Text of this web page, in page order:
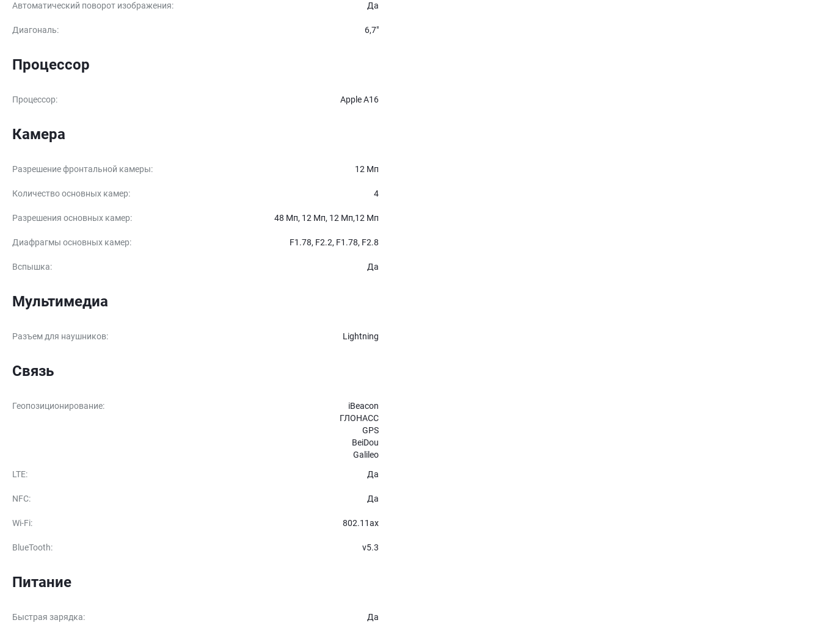
Автоматический поворот изображения: Да
Диагональ: 6,7″
Процессор
Процессор: Apple A16
Камера
Разрешение фронтальной камеры: 12 Мп
Количество основных камер: 4
Разрешения основных камер: 48 Мп, 12 Мп, 12 Мп,12 Мп
Диафрагмы основных камер: F1.78, F2.2, F1.78, F2.8
Вспышка: Да
Мультимедиа
Разъем для наушников: Lightning
Связь
Геопозиционирование:
iBeacon
ГЛОНАСС
GPS
BeiDou
Galileo
LTE: Да
NFC: Да
Wi-Fi: 802.11ax
BlueTooth: v5.3
Питание
Быстрая зарядка: Да